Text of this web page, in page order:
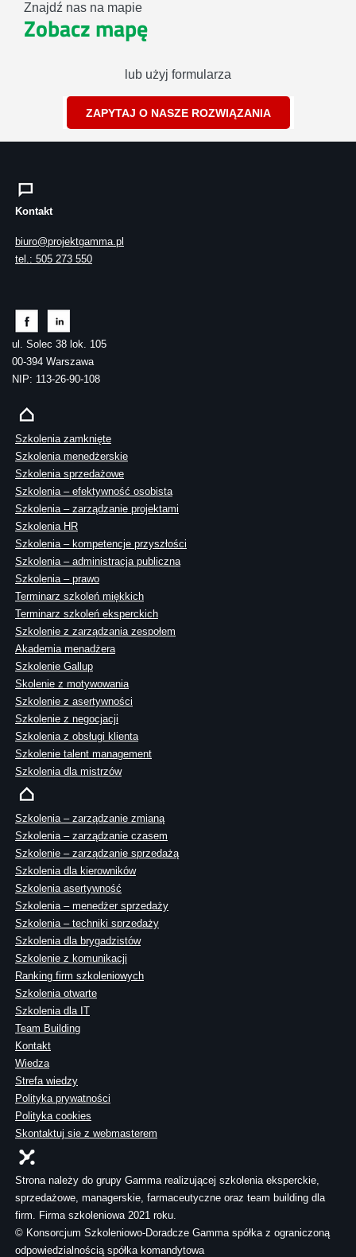
Znajdź nas na mapie
Zobacz mapę
lub użyj formularza
ZAPYTAJ O NASZE ROZWIĄZANIA
Kontakt
biuro@projektgamma.pl
tel.: 505 273 550
ul. Solec 38 lok. 105
00-394 Warszawa
NIP: 113-26-90-108
Szkolenia zamknięte
Szkolenia menedżerskie
Szkolenia sprzedażowe
Szkolenia – efektywność osobista
Szkolenia – zarządzanie projektami
Szkolenia HR
Szkolenia – kompetencje przyszłości
Szkolenia – administracja publiczna
Szkolenia – prawo
Terminarz szkoleń miękkich
Terminarz szkoleń eksperckich
Szkolenie z zarządzania zespołem
Akademia menadżera
Szkolenie Gallup
Skolenie z motywowania
Szkolenie z asertywności
Szkolenie z negocjacji
Szkolenia z obsługi klienta
Szkolenie talent management
Szkolenia dla mistrzów
Szkolenia – zarządzanie zmianą
Szkolenia – zarządzanie czasem
Szkolenie – zarządzanie sprzedażą
Szkolenia dla kierowników
Szkolenia asertywność
Szkolenia – menedżer sprzedaży
Szkolenia – techniki sprzedaży
Szkolenia dla brygadzistów
Szkolenie z komunikacji
Ranking firm szkoleniowych
Szkolenia otwarte
Szkolenia dla IT
Team Building
Kontakt
Wiedza
Strefa wiedzy
Polityka prywatności
Polityka cookies
Skontaktuj sie z webmasterem
Strona należy do grupy Gamma realizującej szkolenia eksperckie,
sprzedażowe, managerskie, farmaceutyczne oraz team building dla
firm. Firma szkoleniowa 2021 roku.
© Konsorcjum Szkoleniowo-Doradcze Gamma spółka z ograniczoną
odpowiedzialnością spółka komandytowa